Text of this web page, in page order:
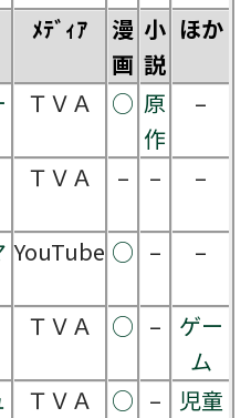
ﾒﾃﾞｨｱ
漫
画
小
説
ほか
ＴＶＡ ○ 原
作
–
ＴＶＡ – – –
YouTube ○ – –
ＴＶＡ ○ –
ゲー
ム
ＴＶＡ ○ –
児童